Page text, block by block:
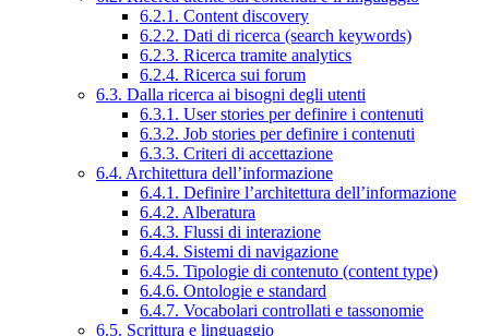
6.2.1. Content discovery
6.2.2. Dati di ricerca (search keywords)
6.2.3. Ricerca tramite analytics
6.2.4. Ricerca sui forum
6.3. Dalla ricerca ai bisogni degli utenti
6.3.1. User stories per definire i contenuti
6.3.2. Job stories per definire i contenuti
6.3.3. Criteri di accettazione
6.4. Architettura dell’informazione
6.4.1. Definire l’architettura dell’informazione
6.4.2. Alberatura
6.4.3. Flussi di interazione
6.4.4. Sistemi di navigazione
6.4.5. Tipologie di contenuto (content type)
6.4.6. Ontologie e standard
6.4.7. Vocabolari controllati e tassonomie
6.5. Scrittura e linguaggio